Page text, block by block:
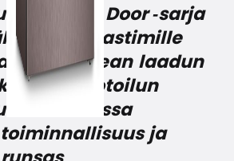
French Door ‑sarja
korkean laadun
muotoilun
ja